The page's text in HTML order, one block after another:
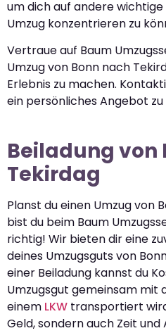
um dich auf andere
Umzug konzentrieren zu
Vertraue auf Baum
Umzug von Bonn nach
Erlebnis zu machen.
ein persönliches Angebot
Beiladung von
Tekirdag
Planst du einen Umzug von
bist du beim Baum
richtig! Wir bieten dir eine
deines Umzugsguts von
einer Beiladung kannst du
Umzugsgut gemeinsam mit
einem LKW transportiert
Geld, sondern auch Zeit und